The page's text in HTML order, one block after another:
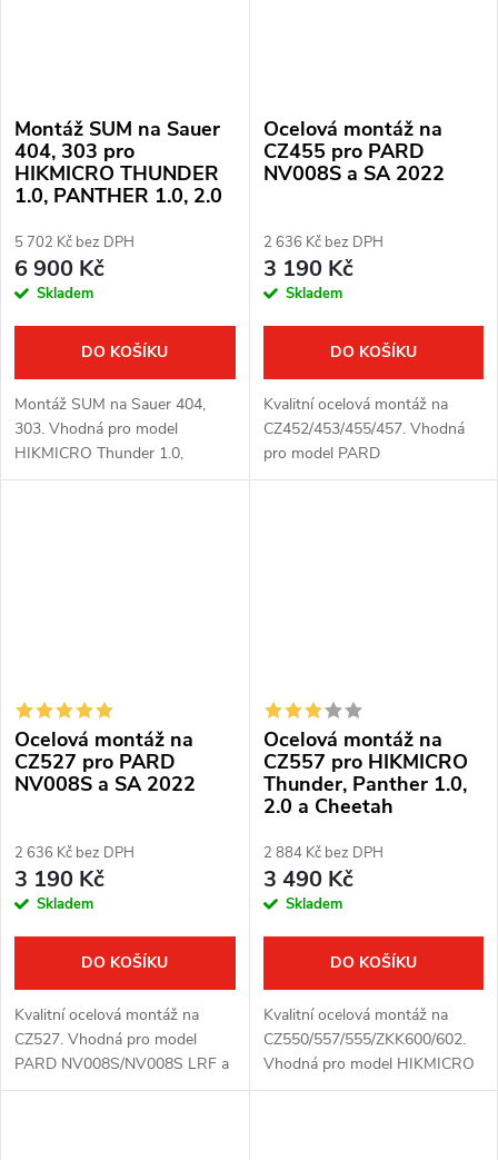
Montáž SUM na Sauer
404, 303 pro
HIKMICRO THUNDER
1.0, PANTHER 1.0, 2.0
5 702 Kč bez DPH
6 900 Kč
Skladem
DO KOŠÍKU
Montáž SUM na Sauer 404,
303. Vhodná pro model
HIKMICRO Thunder 1.0,
Panther 1.0, 2.0. Ocelová
Ocelová montáž na
CZ455 pro PARD
NV008S a SA 2022
2 636 Kč bez DPH
3 190 Kč
Skladem
DO KOŠÍKU
Kvalitní ocelová montáž na
CZ452/453/455/457. Vhodná
pro model PARD
NV008S/NV008S LRF a PARD
Ocelová montáž na
CZ527 pro PARD
NV008S a SA 2022
2 636 Kč bez DPH
3 190 Kč
Skladem
DO KOŠÍKU
Kvalitní ocelová montáž na
CZ527. Vhodná pro model
PARD NV008S/NV008S LRF a
PARD SA 2022.
Ocelová montáž na
CZ557 pro HIKMICRO
Thunder, Panther 1.0,
2.0 a Cheetah
2 884 Kč bez DPH
3 490 Kč
Skladem
DO KOŠÍKU
Kvalitní ocelová montáž na
CZ550/557/555/ZKK600/602.
Vhodná pro model HIKMICRO
Thunder, Panther 1.0, 2.0 a